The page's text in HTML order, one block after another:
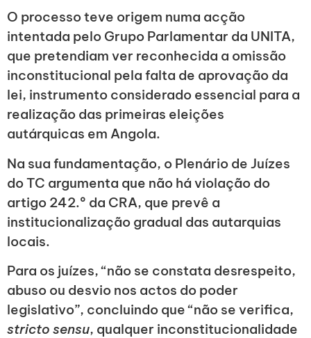
O processo teve origem numa acção
intentada pelo Grupo Parlamentar da UNITA,
que pretendiam ver reconhecida a omissão
inconstitucional pela falta de aprovação da
lei, instrumento considerado essencial para a
realização das primeiras eleições
autárquicas em Angola.
Na sua fundamentação, o Plenário de Juízes
do TC argumenta que não há violação do
artigo 242.º da CRA, que prevê a
institucionalização gradual das autarquias
locais.
Para os juízes, “não se constata desrespeito,
abuso ou desvio nos actos do poder
legislativo”, concluindo que “não se verifica,
stricto sensu, qualquer inconstitucionalidade